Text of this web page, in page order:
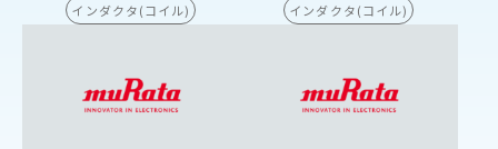
インダクタ(コイル) インダクタ(コイル)